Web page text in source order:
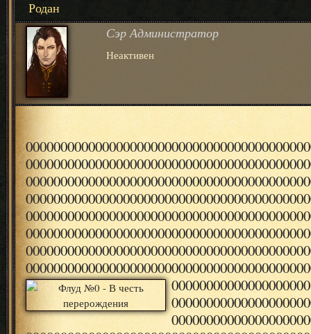
Родан
Сэр Администратор
Неактивен
00000000000000000000